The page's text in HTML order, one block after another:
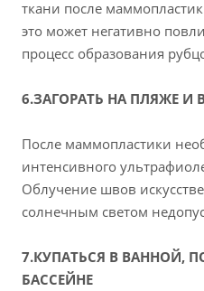
ткани после
это может негативно
процесс образования
6.ЗАГОРАТЬ НА ПЛЯЖЕ И
После маммопластики
интенсивного
Облучение швов
солнечным светом
7.КУПАТЬСЯ В ВАННОЙ,
БАССЕЙНЕ